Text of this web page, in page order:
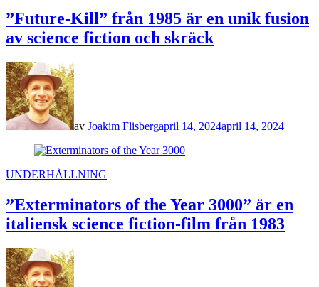
”Future-Kill” från 1985 är en unik fusion
av science fiction och skräck
av Joakim Flisbergapril 14, 2024april 14, 2024
POSTED
UNDERHÅLLNING
”Exterminators of the Year 3000” är en
italiensk science fiction-film från 1983